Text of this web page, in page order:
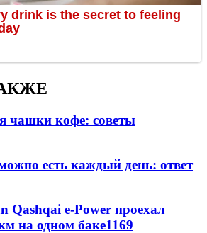
чашки кофе: советы
есть каждый день: ответ
Qashqai e-Power проехал
на одном баке1169